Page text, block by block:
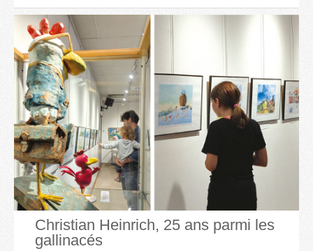
Christian Heinrich, 25 ans parmi les
gallinacés